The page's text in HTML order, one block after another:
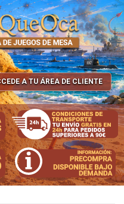
A TU ÁREA DE CLIENTE